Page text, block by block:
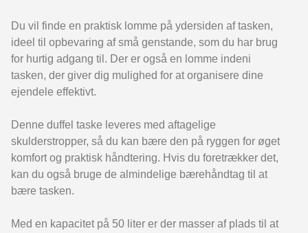
Du vil finde en praktisk lomme på ydersiden af tasken,
ideel til opbevaring af små genstande, som du har brug
for hurtig adgang til. Der er også en lomme indeni
tasken, der giver dig mulighed for at organisere dine
ejendele effektivt.
Denne duffel taske leveres med aftagelige
skulderstropper, så du kan bære den på ryggen for øget
komfort og praktisk håndtering. Hvis du foretrækker det,
kan du også bruge de almindelige bærehåndtag til at
bære tasken.
Med en kapacitet på 50 liter er der masser af plads til at